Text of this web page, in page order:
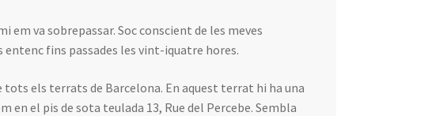
em va sobrepassar. Soc conscient de les meves
fins passades les vint-iquatre hores.
els terrats de Barcelona. En aquest terrat hi ha una
en el pis de sota teulada 13, Rue del Percebe. Sembla